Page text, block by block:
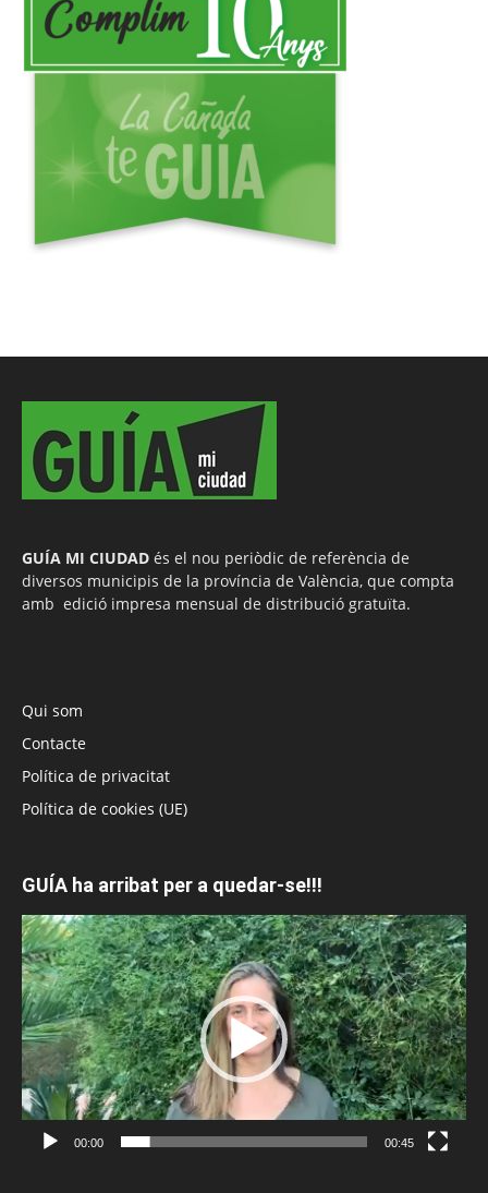
GUÍA MI CIUDAD és el nou periòdic de referència de
diversos municipis de la província de València, que compta
amb edició impresa mensual de distribució gratuïta.
Qui som
Contacte
Política de privacitat
Política de cookies (UE)
GUÍA ha arribat per a quedar-se!!!
Reproductor
de
vídeo
00:00 00:45